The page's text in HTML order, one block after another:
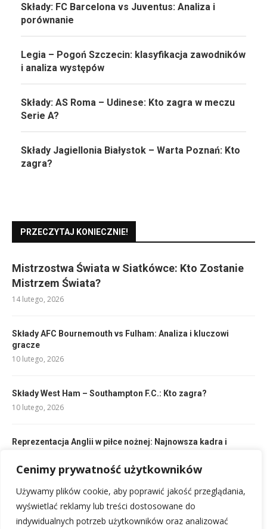
Cenimy prywatność użytkowników
Używamy plików cookie, aby poprawić jakość przeglądania,
wyświetlać reklamy lub treści dostosowane do
indywidualnych potrzeb użytkowników oraz analizować
Składy: FC Barcelona vs Juventus: Analiza i
porównanie
Legia – Pogoń Szczecin: klasyfikacja zawodników
i analiza występów
Składy: AS Roma – Udinese: Kto zagra w meczu
Serie A?
Składy Jagiellonia Białystok – Warta Poznań: Kto
zagra?
PRZECZYTAJ KONIECZNIE!
Mistrzostwa Świata w Siatkówce: Kto Zostanie
Mistrzem Świata?
14 lutego, 2026
Składy AFC Bournemouth vs Fulham: Analiza i kluczowi
gracze
10 lutego, 2026
Składy West Ham – Southampton F.C.: Kto zagra?
10 lutego, 2026
Reprezentacja Anglii w piłce nożnej: Najnowsza kadra i
20 lutego, 2026
Składy: AC Milan – AS Roma: Kto zagra w hicie?
10 lutego, 2026